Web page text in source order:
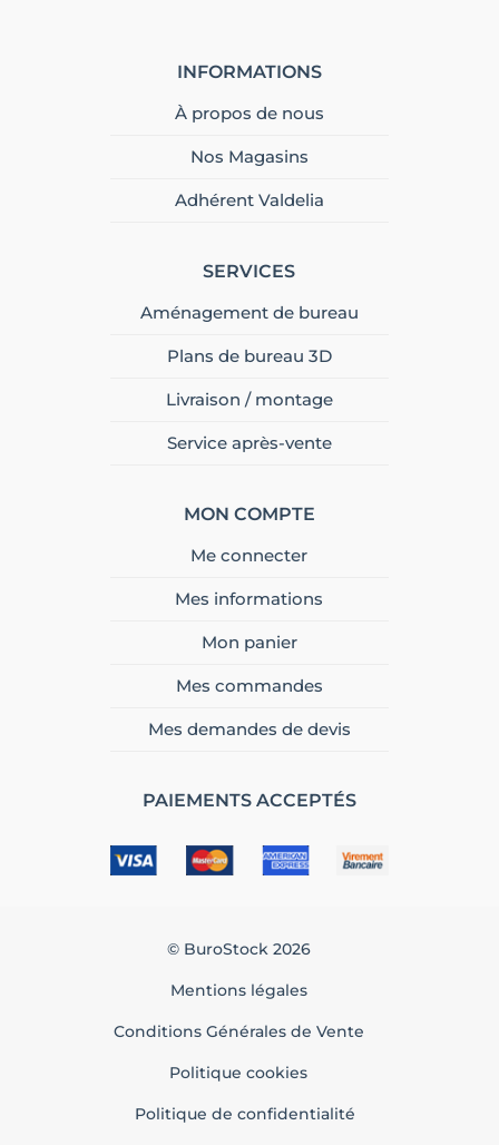
INFORMATIONS
À propos de nous
Nos Magasins
Adhérent Valdelia
SERVICES
Aménagement de bureau
Plans de bureau 3D
Livraison / montage
Service après-vente
MON COMPTE
Me connecter
Mes informations
Mon panier
Mes commandes
Mes demandes de devis
PAIEMENTS ACCEPTÉS
© BuroStock 2026
Mentions légales
Conditions Générales de Vente
Politique cookies
Politique de confidentialité